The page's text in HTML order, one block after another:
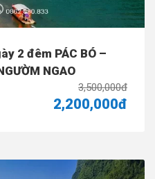
2 đêm PÁC BÓ –
NGAO
3,500,000đ
2,200,000đ